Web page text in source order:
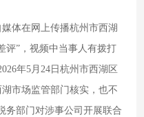
体在网上传播杭州市西湖
评”，视频中当事人有拨打
年5月24日杭州市西湖区
市场监管部门核实，也不
务部门对涉事公司开展联合